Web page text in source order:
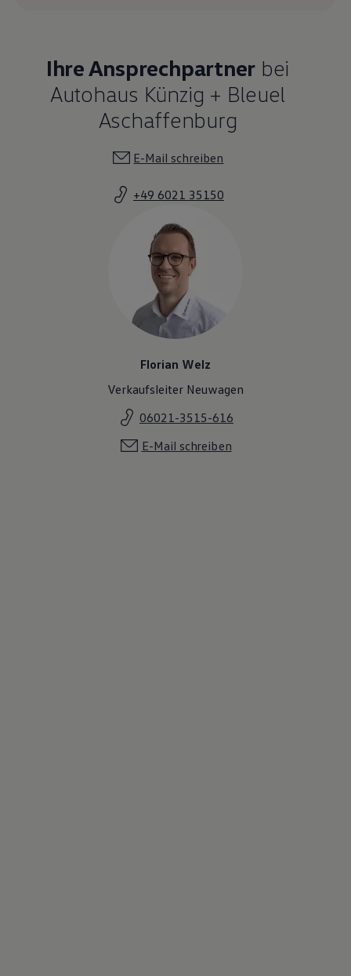
Ihre Ansprechpartner bei
Autohaus Künzig + Bleuel
Aschaffenburg
E-Mail schreiben
+49 6021 35150
Florian Welz
Verkaufsleiter Neuwagen
06021-3515-616
E-Mail schreiben